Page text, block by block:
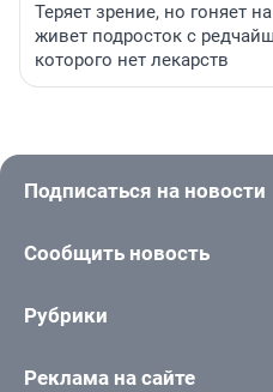
Теряет зрение, но гоняет
живет подросток с
которого нет лекарств
Подписаться на новости
Сообщить новость
Рубрики
Реклама на сайте